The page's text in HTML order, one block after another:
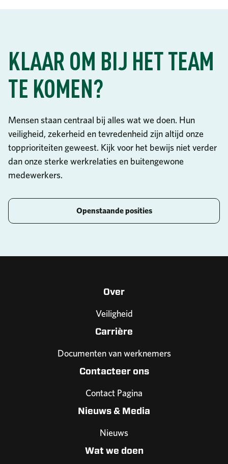
KLAAR OM BIJ HET TEAM
TE KOMEN?
Mensen staan centraal bij alles wat we doen. Hun
veiligheid, zekerheid en tevredenheid zijn altijd onze
topprioriteiten geweest. Kijk voor het bewijs niet verder
dan onze sterke werkrelaties en buitengewone
medewerkers.
Openstaande posities
Over
Veiligheid
Carrière
Documenten van werknemers
Contacteer ons
Contact Pagina
Nieuws & Media
Nieuws
Wat we doen